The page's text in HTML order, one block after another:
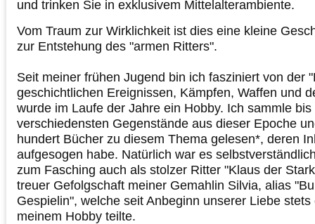
und trinken Sie in exklusivem Mittelalterambiente.
Vom Traum zur Wirklichkeit ist dies eine kleine
zur Entstehung des "armen Ritters".
Seit meiner frühen Jugend bin ich fasziniert von der
geschichtlichen Ereignissen, Kämpfen, Waffen und
wurde im Laufe der Jahre ein Hobby. Ich sammle
verschiedensten Gegenstände aus dieser Epoche
hundert Bücher zu diesem Thema gelesen*, deren
aufgesogen habe. Natürlich war es
zum Fasching auch als stolzer Ritter "Klaus der
treuer Gefolgschaft meiner Gemahlin Silvia, alias
Gespielin", welche seit Anbeginn unserer Liebe
meinem Hobby teilte.